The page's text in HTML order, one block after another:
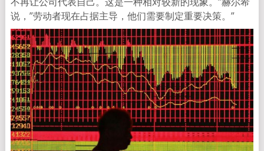
说，”劳动者现在占据主导，他们需要制定重要决策。”